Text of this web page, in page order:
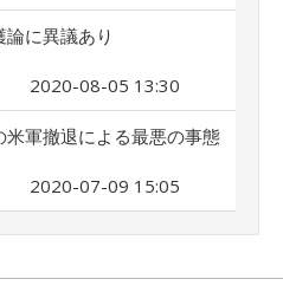
論に異議あり
2020-08-05 13:30
米軍撤退による最悪の事態
2020-07-09 15:05